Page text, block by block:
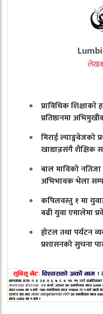
प्राविधिक
प्रतिष्ठानमा
मिराई ल्याङ्गवेजको
खाद्यान्नसंगै शैक्षिक
बाल माविको
अभिभावक भेला
कपिलवस्तु १ मा
बढी युवा एमालेमा
होटल तथा पर्यटन
प्रशासनको सुचना